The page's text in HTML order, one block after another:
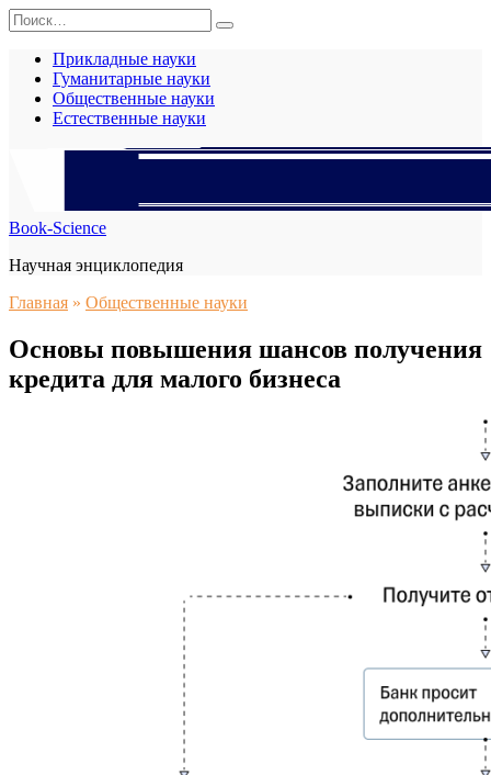
Перейти
к
содержанию
Search
for:
Прикладные науки
Гуманитарные науки
Общественные науки
Естественные науки
Book-Science
Научная энциклопедия
Главная » Общественные науки
Основы повышения шансов получения
кредита для малого бизнеса